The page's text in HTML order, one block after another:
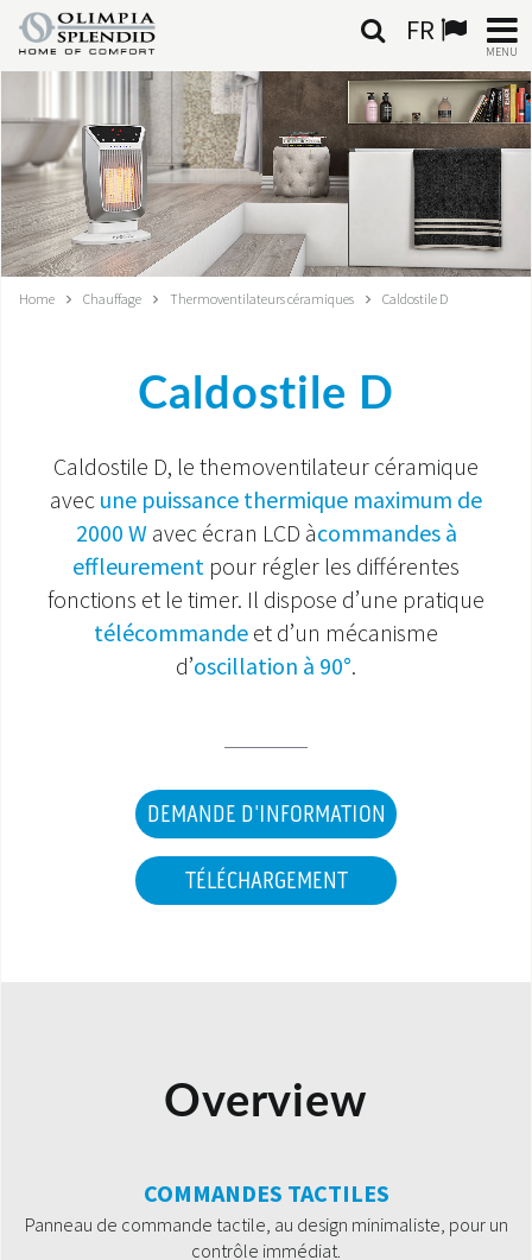
FR
MENU
HOME
CLIMATISATION
CHAUFFAGE
SYSTÈMES INTÉGRÉS
CONTACTS
MONDE OS
SAV ET GARANTIE
DOCUMENTATIONS
Home Chauffage Thermoventilateurs céramiques Caldostile D
Caldostile D
Caldostile D, le themoventilateur céramique
avec une puissance thermique maximum de
2000 W avec écran LCD àcommandes à
effleurement pour régler les différentes
fonctions et le timer. Il dispose d’une pratique
télécommande et d’un mécanisme
d’oscillation à 90°.
DEMANDE D'INFORMATION
TÉLÉCHARGEMENT
Overview
COMMANDES TACTILES
Panneau de commande tactile, au design minimaliste, pour un
contrôle immédiat.